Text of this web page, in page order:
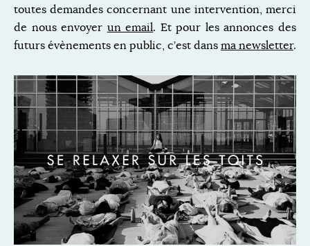
toutes demandes concernant une intervention, merci
de nous envoyer un email. Et pour les annonces des
futurs évènements en public, c’est dans ma newsletter.